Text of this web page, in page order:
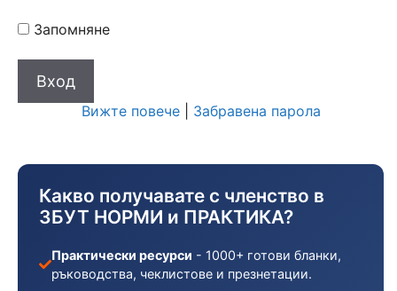
Запомняне
Вижте повече| Забравена парола
Какво получавате с членство в
ЗБУТ НОРМИ и ПРАКТИКА?
Практически ресурси - 1000+ готови бланки,
ръководства, чеклистове и презнетации.